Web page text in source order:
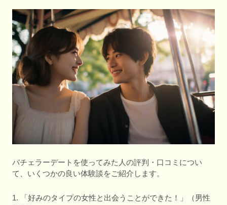
バチェラーデートを使ってみた人の評判・口コミについ
て、いくつかの良い体験談をご紹介します。
1. 「好みのタイプの女性と出会うことができた！」（男性